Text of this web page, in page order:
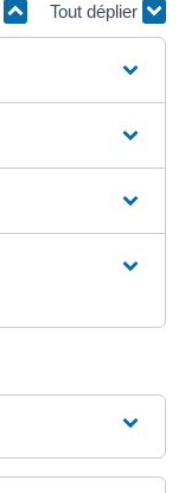
Tout déplier